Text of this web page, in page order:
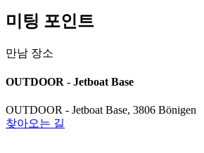
미팅 포인트
만남 장소
OUTDOOR - Jetboat Base
OUTDOOR - Jetboat Base, 3806 Bönigen
찾아오는 길